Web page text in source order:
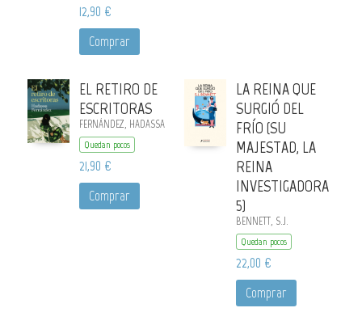
12,90 €
Comprar
EL RETIRO DE
ESCRITORAS
FERNÁNDEZ, HADASSA
Quedan pocos
21,90 €
Comprar
LA REINA QUE
SURGIÓ DEL
FRÍO (SU
MAJESTAD, LA
REINA
INVESTIGADORA
5)
BENNETT, S.J.
Quedan pocos
22,00 €
Comprar